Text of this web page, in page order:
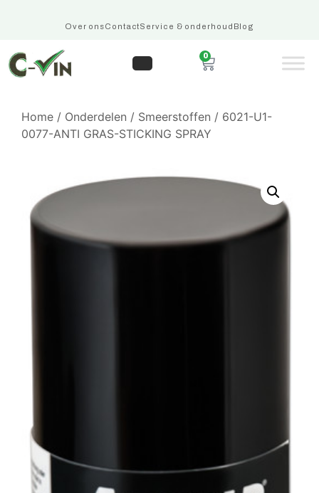
Over onsContactService & onderhoudBlog
0
Home / Onderdelen / Smeerstoffen / 6021-U1-
0077-ANTI GRAS-STICKING SPRAY